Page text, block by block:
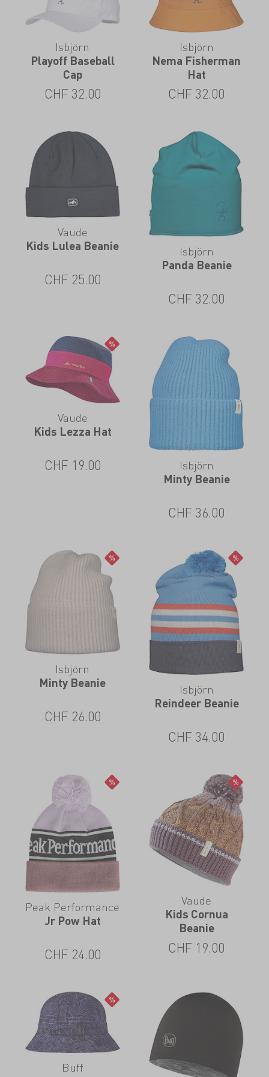
Isbjörn
Playoff Baseball
Cap
CHF 32.00
Isbjörn
Nema Fisherman
Hat
CHF 32.00
Vaude
Kids Lulea Beanie
CHF 25.00
Isbjörn
Panda Beanie
CHF 32.00
Vaude
Kids Lezza Hat
CHF 19.00 Isbjörn
Minty Beanie
CHF 36.00
Isbjörn
Minty Beanie
CHF 26.00
Isbjörn
Reindeer Beanie
CHF 34.00
Peak Performance
Jr Pow Hat
CHF 24.00
Vaude
Kids Cornua
Beanie
CHF 19.00
Buff